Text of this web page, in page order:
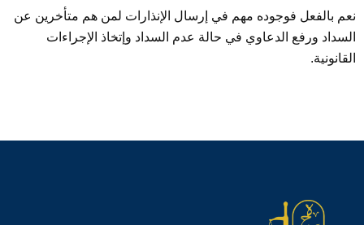
نعم بالفعل فوجوده مهم في إرسال الإنذارات لمن هم متأخرين عن
السداد ورفع الدعاوي في حالة عدم السداد وإتخاذ الإجراءات
القانونية.